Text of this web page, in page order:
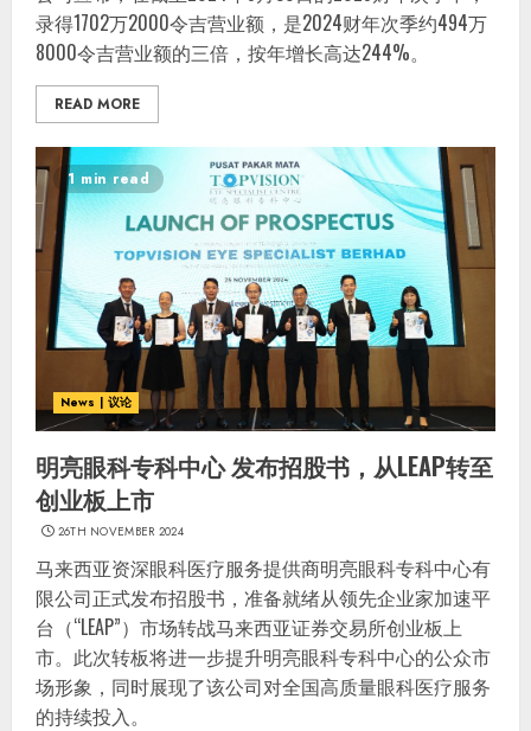
录得1702万2000令吉营业额，是2024财年次季约494万
8000令吉营业额的三倍，按年增长高达244%。
READ MORE
1 min read
News | 议论
明亮眼科专科中心 发布招股书，从LEAP转至
创业板上市
26TH NOVEMBER 2024
马来西亚资深眼科医疗服务提供商明亮眼科专科中心有
限公司正式发布招股书，准备就绪从领先企业家加速平
台（“LEAP”）市场转战马来西亚证券交易所创业板上
市。此次转板将进一步提升明亮眼科专科中心的公众市
场形象，同时展现了该公司对全国高质量眼科医疗服务
的持续投入。